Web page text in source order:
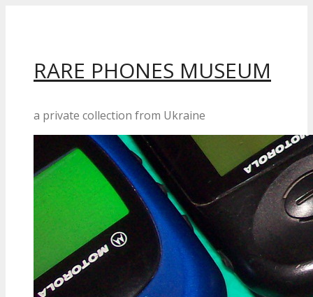
RARE PHONES MUSEUM
a private collection from Ukraine